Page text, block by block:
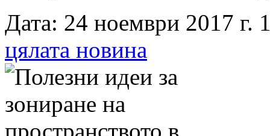
Дата: 24 ноември 2017 г.
цялата новина